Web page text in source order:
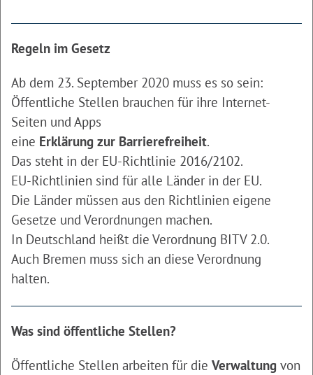
Regeln im Gesetz
Ab dem 23. September 2020 muss es so sein:
Öffentliche Stellen brauchen für ihre Internet-
Seiten und Apps
eine Erklärung zur Barrierefreiheit.
Das steht in der EU-Richtlinie 2016/2102.
EU-Richtlinien sind für alle Länder in der EU.
Die Länder müssen aus den Richtlinien eigene
Gesetze und Verordnungen machen.
In Deutschland heißt die Verordnung BITV 2.0.
Auch Bremen muss sich an diese Verordnung
halten.
Was sind öffentliche Stellen?
Öffentliche Stellen arbeiten für die Verwaltung von